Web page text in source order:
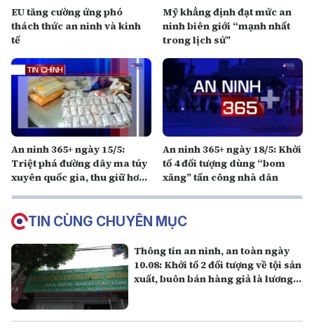
EU tăng cường ứng phó
thách thức an ninh và kinh
tế
Mỹ khẳng định đạt mức an
ninh biên giới “mạnh nhất
trong lịch sử”
An ninh 365+ ngày 15/5:
Triệt phá đường dây ma túy
xuyên quốc gia, thu giữ hơn
An ninh 365+ ngày 18/5: Khởi
tố 4 đối tượng dùng “bom
xăng” tấn công nhà dân
TIN CÙNG CHUYÊN MỤC
Thông tin an ninh, an toàn ngày
10.08: Khởi tố 2 đối tượng về tội sản
xuất, buôn bán hàng giả là lương